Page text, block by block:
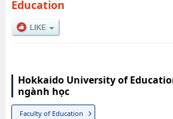
Education
Hokkaido University of
ngành học
Faculty of Education